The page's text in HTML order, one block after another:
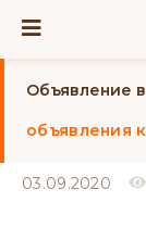
Объявление
объявления
03.09.2020